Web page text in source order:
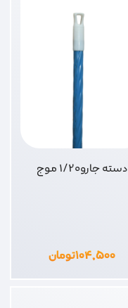
دسته جارو1/20 موج
۱۰۴,۵۰۰تومان